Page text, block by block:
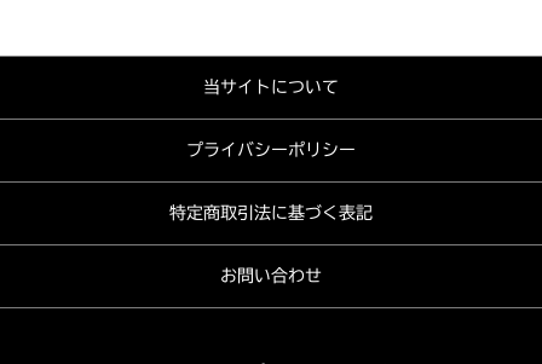
当サイトについて
プライバシーポリシー
特定商取引法に基づく表記
お問い合わせ